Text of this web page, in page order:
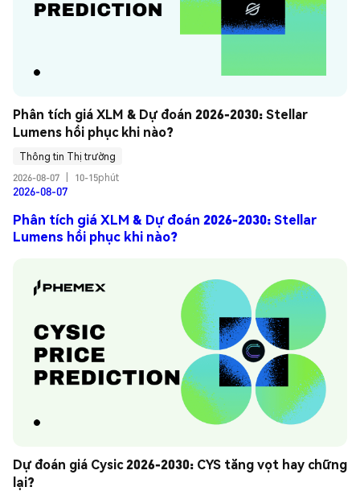
Phân tích giá XLM & Dự đoán 2026-2030: Stellar
Lumens hồi phục khi nào?
Thông tin Thị trường
2026-08-07
10-15phút
2026-08-07
Phân tích giá XLM & Dự đoán 2026-2030: Stellar
Lumens hồi phục khi nào?
Dự đoán giá Cysic 2026-2030: CYS tăng vọt hay chững
lại?